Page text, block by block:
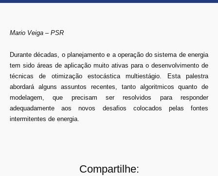
Mario Veiga – PSR
Durante décadas, o planejamento e a operação do sistema de energia
tem sido áreas de aplicação muito ativas para o desenvolvimento de
técnicas de otimização estocástica multiestágio. Esta palestra
abordará alguns assuntos recentes, tanto algoritmicos quanto de
modelagem, que precisam ser resolvidos para responder
adequadamente aos novos desafios colocados pelas fontes
intermitentes de energia.
Compartilhe: